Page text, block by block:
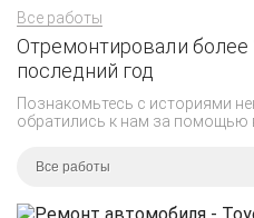
Все работы
Отремонтировали более
последний год
Познакомьтесь с историями
обратились к нам за помощью
Все работы